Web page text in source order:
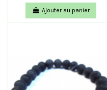
Ajouter au panier